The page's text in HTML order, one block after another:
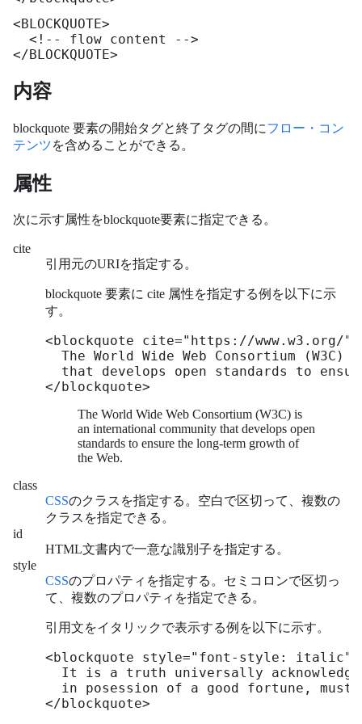
<BLOCKQUOTE>
  <!-- flow content -->
</BLOCKQUOTE>
内容
blockquote 要素の開始タグと終了タグの間にフロー・コン
テンツを含めることができる。
属性
次に示す属性をblockquote要素に指定できる。
cite
引用元のURIを指定する。
blockquote 要素に cite 属性を指定する例を以下に示
す。
<blockquote cite="https://www.w3.org/">
The World Wide Web Consortium (W3C)
that develops open standards to
</blockquote>
The World Wide Web Consortium (W3C) is
an international community that develops open
standards to ensure the long-term growth of
the Web.
class
CSSのクラスを指定する。空白で区切って、複数の
クラスを指定できる。
id
HTML文書内で一意な識別子を指定する。
style
CSSのプロパティを指定する。セミコロンで区切っ
て、複数のプロパティを指定できる。
引用文をイタリックで表示する例を以下に示す。
<blockquote style="font-style: italic">
It is a truth universally
in posession of a good fortune, must
</blockquote>